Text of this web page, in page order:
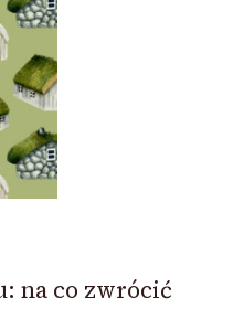
na co zwrócić